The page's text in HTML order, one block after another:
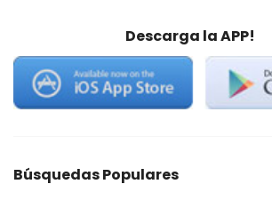
Descarga la APP!
Búsquedas Populares